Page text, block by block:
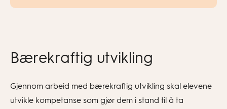
Bærekraftig utvikling
Gjennom arbeid med bærekraftig utvikling skal elevene
utvikle kompetanse som gjør dem i stand til å ta